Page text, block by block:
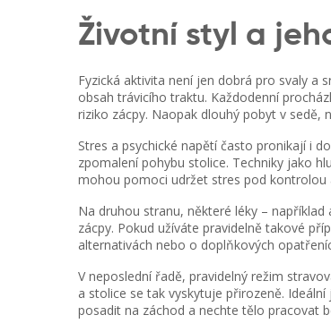
Životní styl a
Fyzická aktivita není jen dobrá pro svaly a
obsah trávicího traktu. Každodenní
riziko zácpy. Naopak dlouhý pobyt v
Stres a psychické napětí často pronikají i
zpomalení pohybu stolice. Techniky jako
mohou pomoci udržet stres pod
Na druhou stranu, některé léky –
zácpy. Pokud užíváte pravidelně takové
alternativách nebo o doplňkových
V neposlední řadě, pravidelný režim
a stolice se tak vyskytuje přirozeně.
posadit na záchod a nechte tělo pracovat